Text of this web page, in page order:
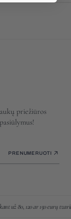
priežiūros
PRENUMERUOTI
už 80, 120 ar 150 eurų tvarios